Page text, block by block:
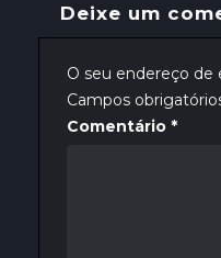
Deixe um
O seu endereço de
Campos
Comentário *